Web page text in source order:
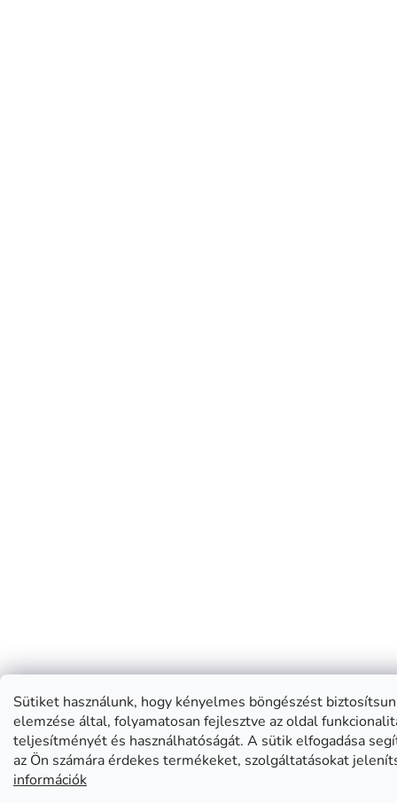
Sütiket használunk, hogy kényelmes böngészést
elemzése által, folyamatosan fejlesztve az oldal
teljesítményét és használhatóságát. A sütik elfogadása
az Ön számára érdekes termékeket, szolgáltatásokat
információk